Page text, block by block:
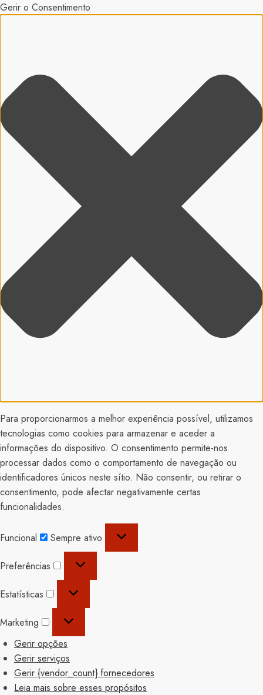
Gerir o Consentimento
Para proporcionarmos a melhor experiência possível, utilizamos
tecnologias como cookies para armazenar e aceder a
informações do dispositivo. O consentimento permite-nos
processar dados como o comportamento de navegação ou
identificadores únicos neste sítio. Não consentir, ou retirar o
consentimento, pode afectar negativamente certas
funcionalidades.
Funcional Sempre ativo
Preferências
Preferências
Estatísticas
Estatísticas
Marketing
Marketing
Gerir opções
Gerir serviços
Gerir {vendor_count} fornecedores
Leia mais sobre esses propósitos